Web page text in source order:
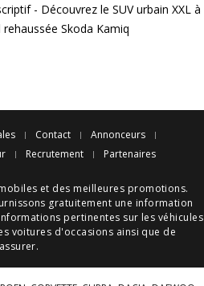
- Découvrez le SUV urbain XXL à
Skoda Kamiq
Contact
Annonceurs
Recrutement Partenaires
et des meilleures promotions.
gratuitement une information
pertinentes sur les véhicules
voitures d'occasions ainsi que de